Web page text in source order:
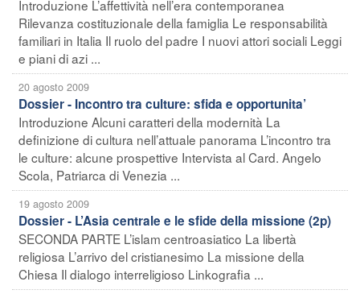
Introduzione L’affettività nell’era contemporanea
Rilevanza costituzionale della famiglia Le responsabilità
familiari in Italia Il ruolo del padre I nuovi attori sociali Leggi
e piani di azi ...
20 agosto 2009
Dossier - Incontro tra culture: sfida e opportunita’
Introduzione Alcuni caratteri della modernità La
definizione di cultura nell’attuale panorama L’incontro tra
le culture: alcune prospettive Intervista al Card. Angelo
Scola, Patriarca di Venezia ...
19 agosto 2009
Dossier - L’Asia centrale e le sfide della missione (2p)
SECONDA PARTE L’islam centroasiatico La libertà
religiosa L’arrivo del cristianesimo La missione della
Chiesa Il dialogo interreligioso Linkografia ...